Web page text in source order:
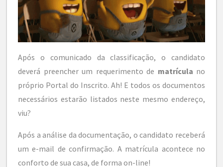
Após o comunicado da classificação, o candidato
deverá preencher um requerimento de matrícula no
próprio Portal do Inscrito. Ah! E todos os documentos
necessários estarão listados neste mesmo endereço,
viu?
Após a análise da documentação, o candidato receberá
um e-mail de confirmação. A matrícula acontece no
conforto de sua casa, de forma on-line!